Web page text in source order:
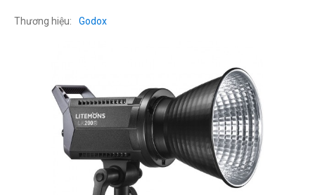
Thương hiệu Godox